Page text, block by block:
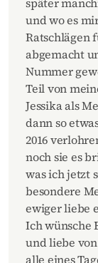
und wo es
Ratschlägen
abgemacht
Nummer
Teil von
Jessika als
dann so
2016
noch sie es
was ich jetzt
besondere
ewiger liebe
Ich wünsche
und liebe
alle eines